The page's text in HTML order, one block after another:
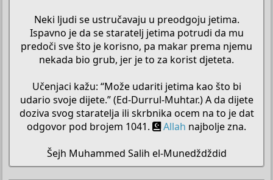
Neki ljudi se ustručavaju u preodgoju jetima.
Ispavno je da se staratelj jetima potrudi da mu
predoči sve što je korisno, pa makar prema njemu
nekada bio grub, jer je to za korist djeteta.
Učenjaci kažu: “Može udariti jetima kao što bi
udario svoje dijete.” (Ed-Durrul-Muhtar.) A da dijete
doziva svog staratelja ili skrbnika ocem na to je dat
odgovor pod brojem 1041.
Allah najbolje zna.
Šejh Muhammed Salih el-Munedždždid​